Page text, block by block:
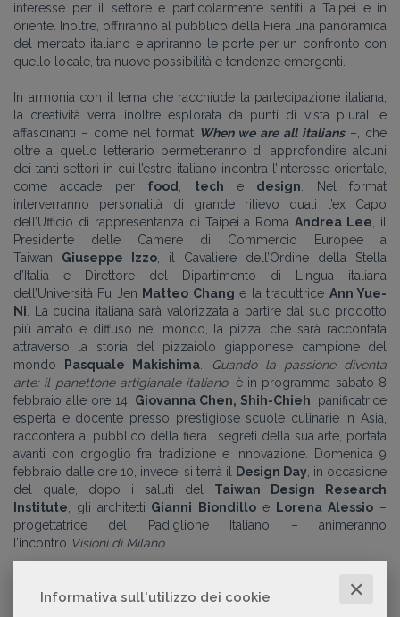
Informativa sull'utilizzo dei cookie ✕
interesse per il settore e particolarmente sentiti a Taipei e in
oriente. Inoltre, offriranno al pubblico della Fiera una panoramica
del mercato italiano e apriranno le porte per un confronto con
quello locale, tra nuove possibilità e tendenze emergenti.
In armonia con il tema che racchiude la partecipazione italiana,
la creatività verrà inoltre esplorata da punti di vista plurali e
affascinanti – come nel format When we are all italians–, che
oltre a quello letterario permetteranno di approfondire alcuni
dei tanti settori in cui l’estro italiano incontra l’interesse orientale,
come accade per food tech e design . Nel format
interverranno personalità di grande rilievo quali l’ex Capo
dell’Ufficio di rappresentanza di Taipei a RomaAndrea Lee , il
Presidente delle Camere di Commercio Europee a
Taiwan Giuseppe Izzo , il Cavaliere dell’Ordine della Stella
d’Italia e Direttore del Dipartimento di Lingua italiana
dell’Università Fu Jen Matteo Chang e la traduttrice Ann Yue-
Ni . La cucina italiana sarà valorizzata a partire dal suo prodotto
più amato e diffuso nel mondo, la pizza, che sarà raccontata
attraverso la storia del pizzaiolo giapponese campione del
mondo Pasquale Makishima
Quando la passione diventa
arte: il panettone artigianale italiano, è in programma sabato 8
febbraio alle ore 14: Giovanna Chen, Shih-Chieh , panificatrice
esperta e docente presso prestigiose scuole culinarie in Asia,
racconterà al pubblico della fiera i segreti della sua arte, portata
avanti con orgoglio fra tradizione e innovazione. Domenica 9
febbraio dalle ore 10, invece, si terrà il Design Day , in occasione
del quale, dopo i saluti del Taiwan Design Research
Institute , gli architetti Gianni Biondilloe Lorena Alessio–
progettatrice del Padiglione Italiano – animeranno
l’incontro Visioni di Milano.
Dopo la Polonia nel 2023 e l’Olanda nel 2024, l’Italia occuperà